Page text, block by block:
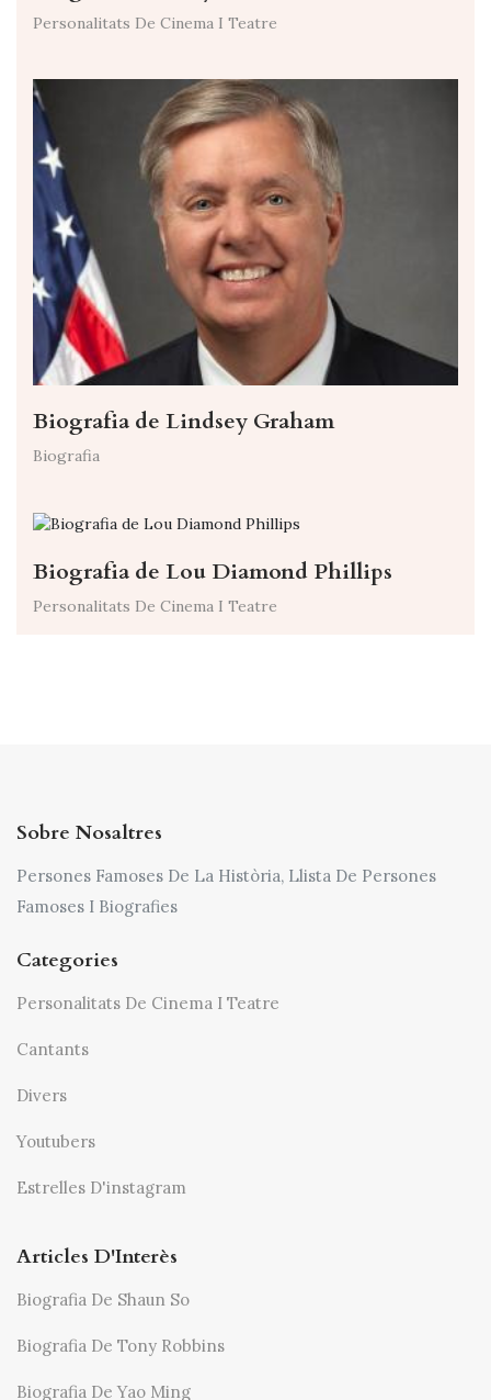
Personalitats De Cinema I Teatre
Biografia de Lindsey Graham
Biografia
Biografia de Lou Diamond Phillips
Personalitats De Cinema I Teatre
Sobre Nosaltres
Persones Famoses De La Història, Llista De Persones
Famoses I Biografies
Categories
Personalitats De Cinema I Teatre
Cantants
Divers
Youtubers
Estrelles D'instagram
Articles D'Interès
Biografia De Shaun So
Biografia De Tony Robbins
Biografia De Yao Ming